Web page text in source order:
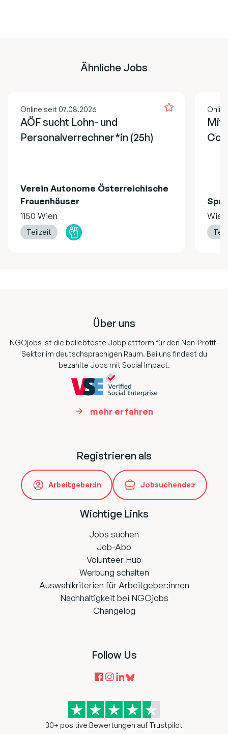
Ähnliche Jobs
Online seit 07.08.2026
AÖF sucht Lohn- und
Personalverrechner*in (25h)
Verein Autonome Österreichische
Frauenhäuser
1150 Wien
Teilzeit
Wien
Über uns
NGOjobs ist die beliebteste Jobplattform für den Non-Profit-
Sektor im deutschsprachigen Raum. Bei uns findest du
bezahlte Jobs mit Social Impact.
mehr erfahren
Registrieren als
Arbeitgeber:in Jobsuchende:r
Wichtige Links
Jobs suchen
Job-Abo
Volunteer Hub
Werbung schalten
Auswahlkriterien für Arbeitgeber:innen
Nachhaltigkeit bei NGOjobs
Changelog
Follow Us
30+ positive Bewertungen auf Trustpilot